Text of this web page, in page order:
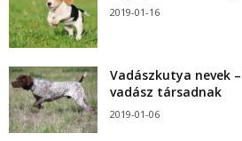
2019-01-16
Vadászkutya nevek
vadász társadnak
2019-01-06